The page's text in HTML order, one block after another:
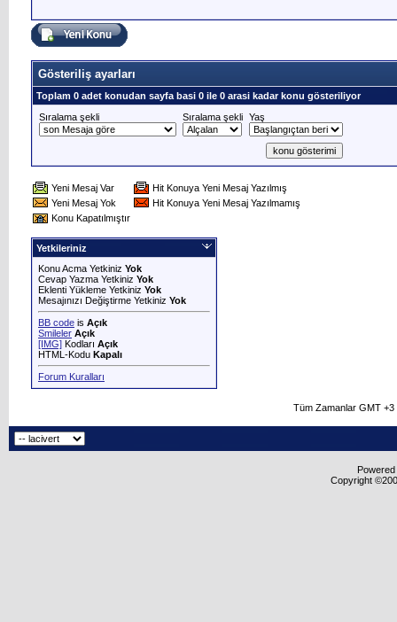
Gösteriliş ayarları
Toplam 0 adet konudan sayfa basi 0 ile 0 arasi kadar konu gösteriliyor
Sıralama şekli
Sıralama şekli Yaş
Yeni Mesaj Var
Hit Konuya Yeni Mesaj Yazılmış
Yeni Mesaj Yok
Hit Konuya Yeni Mesaj Yazılmamış
Konu Kapatılmıştır
Yetkileriniz
Konu Acma Yetkiniz Yok
Cevap Yazma Yetkiniz Yok
Eklenti Yükleme Yetkiniz Yok
Mesajınızı Değiştirme Yetkiniz Yok
BB code is Açık
Smileler Açık
[IMG] Kodları Açık
HTML-Kodu Kapalı
Forum Kuralları
Tüm Zamanlar GMT
Copyright